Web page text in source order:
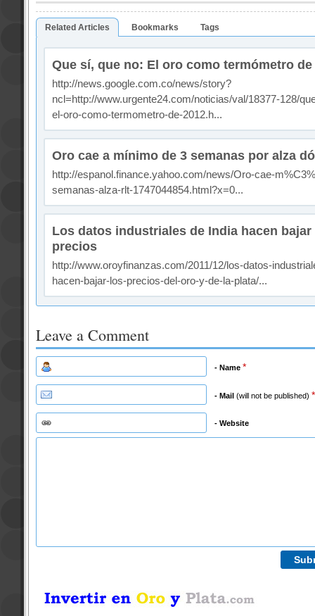
Related Articles Bookmarks Tags
Que sí, que no: El oro como termómetro de
http://news.google.com.co/news/story?
ncl=http://www.urgente24.com/noticias/val/18377-128/
el-oro-como-termometro-de-2012.h...
Oro cae a mínimo de 3 semanas por alza
http://espanol.finance.yahoo.com/news/Oro-cae-
semanas-alza-rlt-1747044854.html?x=0...
Los datos industriales de India hacen bajar
precios
http://www.oroyfinanzas.com/2011/12/los-datos-
hacen-bajar-los-precios-del-oro-y-de-la-plata/...
Leave a Comment
- Name *
- Mail (will not be published) *
- Website